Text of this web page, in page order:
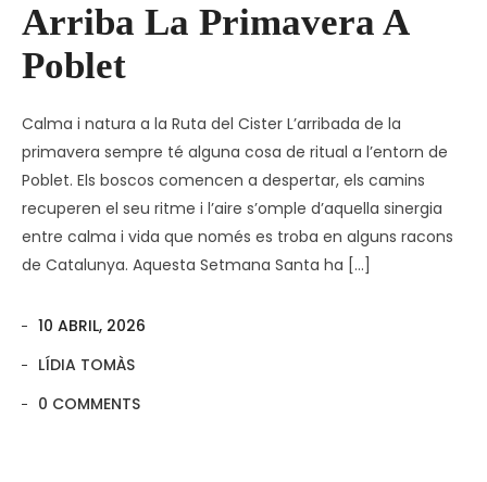
Arriba La Primavera A
Poblet
Calma i natura a la Ruta del Cister L’arribada de la
primavera sempre té alguna cosa de ritual a l’entorn de
Poblet. Els boscos comencen a despertar, els camins
recuperen el seu ritme i l’aire s’omple d’aquella sinergia
entre calma i vida que només es troba en alguns racons
de Catalunya. Aquesta Setmana Santa ha […]
10 ABRIL, 2026
LÍDIA TOMÀS
0 COMMENTS